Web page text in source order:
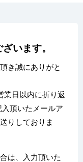
います。
き誠にありがと
業日以内に折り返
頂いたメールア
りしておりま
は、入力頂いた